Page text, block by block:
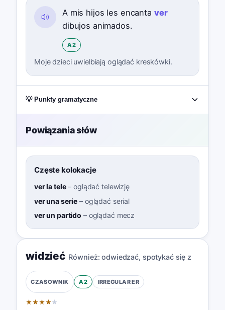
A mis hijos les encanta ver
dibujos animados.
A2
Moje dzieci uwielbiają oglądać kreskówki.
💡 Punkty gramatyczne
Powiązania słów
Częste kolokacje
ver la tele–oglądać telewizję
ver una serie – oglądać serial
ver un partido – oglądać mecz
widzieć Również: odwiedzać, spotykać się z
CZASOWNIK A2 IRREGULARER
★★★★★